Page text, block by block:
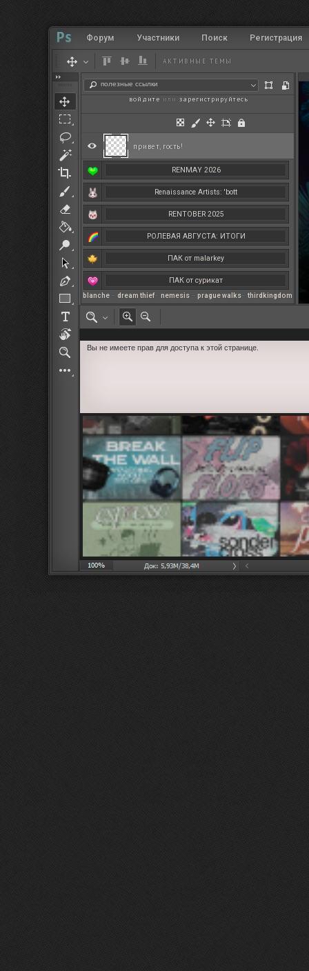
RENMAY 2026
Renaissance Artists: 'bott
RENTOBER 2025
РОЛЕВАЯ АВГУСТА: ИТОГИ
ПАК от malarkey
ПАК от сурикат
РЕНМАЙ
ПАК от diem
полезные ссылки
blanche – dream thief– nemesis – prague walks– thirdkingdom
Форум Участники Поиск Регистрация
АКТИВНЫЕ ТЕМЫ
привет, гость!
войдите или зарегистрируйтесь
Вы не имеете прав для доступа к этой странице.